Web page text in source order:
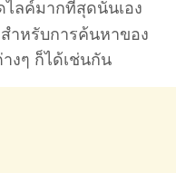
ลค์มากที่สุดนั่นเอง
สำหรับการค้นหาของ
งๆ ก็ได้เช่นกัน